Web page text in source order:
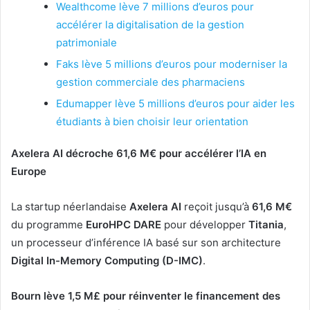
Wealthcome lève 7 millions d’euros pour
accélérer la digitalisation de la gestion
patrimoniale
Faks lève 5 millions d’euros pour moderniser la
gestion commerciale des pharmaciens
Edumapper lève 5 millions d’euros pour aider les
étudiants à bien choisir leur orientation
Axelera AI décroche 61,6 M€ pour accélérer l’IA en
Europe
La startup néerlandaise Axelera AI reçoit jusqu’à 61,6 M€
du programme EuroHPC DARE pour développer Titania,
un processeur d’inférence IA basé sur son architecture
Digital In-Memory Computing (D-IMC).
Bourn lève 1,5 M£ pour réinventer le financement des